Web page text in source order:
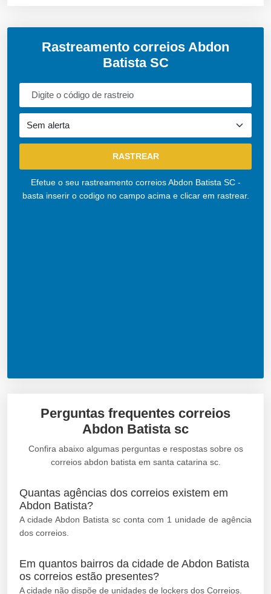
Rastreamento correios Abdon
Batista SC
Efetue o seu rastreamento correios Abdon Batista SC -
basta inserir o codigo no campo acima e clicar em rastrear.
Perguntas frequentes correios
Abdon Batista sc
Confira abaixo algumas perguntas e respostas sobre os
correios abdon batista em santa catarina sc.
Quantas agências dos correios existem em
Abdon Batista?
A cidade Abdon Batista sc conta com 1 unidade de agência
dos correios.
Em quantos bairros da cidade de Abdon Batista
os correios estão presentes?
A cidade não dispõe de unidades de lockers dos Correios.